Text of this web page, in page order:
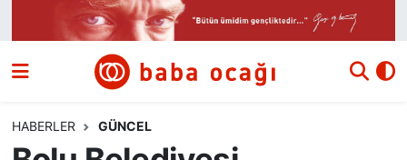
HABERLER GÜNCEL
Siyaset
Nöbetçi Eczaneler
Hava Durumu